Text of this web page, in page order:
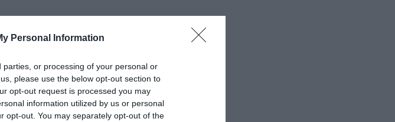
Personal Information
or processing of your personal or
please use the below opt-out section to
opt-out request is processed you may
information utilized by us or personal
opt-out. You may separately opt-out of the